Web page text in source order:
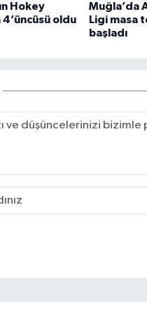
Hokey
4’üncüsü oldu
Muğla’da
Ligi masa
başladı